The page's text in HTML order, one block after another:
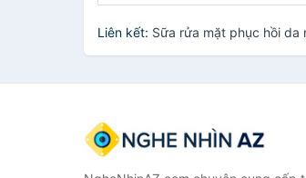
Liên kết: Sữa rửa mặt phục hồi da